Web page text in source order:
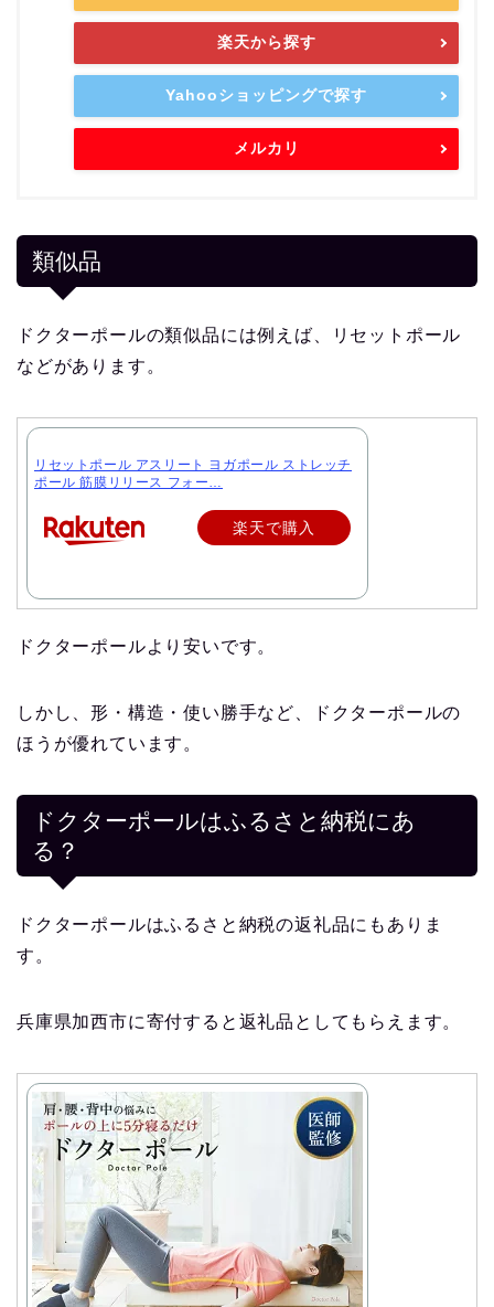
楽天から探す
Yahooショッピングで探す
メルカリ
類似品
ドクターポールの類似品には例えば、リセットポール
などがあります。
リセットポール アスリート ヨガポール ストレッチ
ポール 筋膜リリース フォー…
楽天で購入
ドクターポールより安いです。
しかし、形・構造・使い勝手など、ドクターポールの
ほうが優れています。
ドクターポールはふるさと納税にあ
る？
ドクターポールはふるさと納税の返礼品にもありま
す。
兵庫県加西市に寄付すると返礼品としてもらえます。